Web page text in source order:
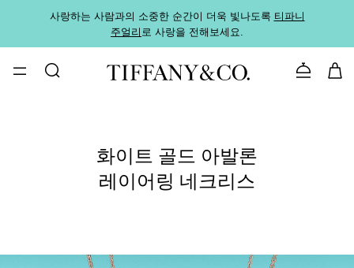
사랑하는 사람과의 소중한 순간이 더욱 빛나도록 티파니
주얼리로 사랑을 전해보세요.
문의하기
화이트 골드 아발론
레이어링 네크리스